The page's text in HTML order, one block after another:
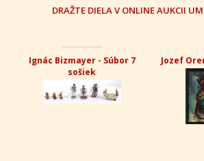
DRAŽTE DIELA V ONLINE AUKCII
Ignác Bizmayer - Súbor 7
sošiek
Jozef